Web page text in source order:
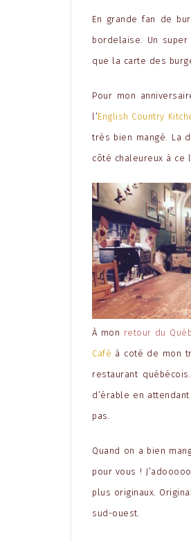
En grande fan de
bordelaise. Un
que la carte des
Pour mon
l’English Country
très bien mangé. La
côté chaleureux à ce
À mon retour du
Café à coté de mon
restaurant
d’érable en
pas.
Quand on a bien
pour vous !
plus originaux.
sud-ouest.